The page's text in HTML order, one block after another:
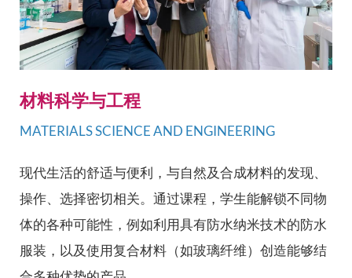
材料科学与工程
MATERIALS SCIENCE AND ENGINEERING
现代生活的舒适与便利，与自然及合成材料的发现、
操作、选择密切相关。通过课程，学生能解锁不同物
体的各种可能性，例如利用具有防水纳米技术的防水
服装，以及使用复合材料（如玻璃纤维）创造能够结